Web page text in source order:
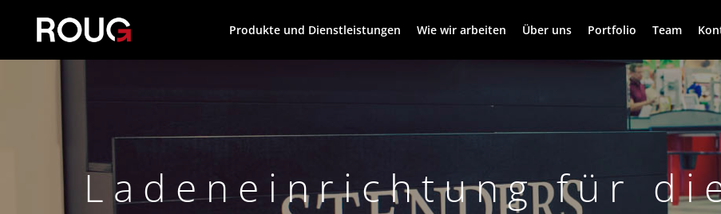
Produkte und Dienstleistungen Wie wir arbeiten Über uns Portfolio Team
Ladeneinrichtung für